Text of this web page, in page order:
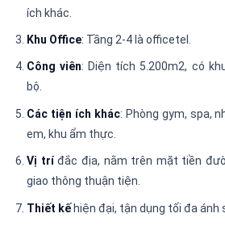
ích khác.
Khu Office: Tầng 2-4 là officetel.
Công viên: Diện tích 5.200m2, có
bộ.
Các tiện ích khác: Phòng gym, spa,
em, khu ẩm thực.
Vị tríđắc địa, nằm trên mặt tiền
giao thông thuận tiện.
Thiết kếhiện đại, tận dụng tối đa ánh